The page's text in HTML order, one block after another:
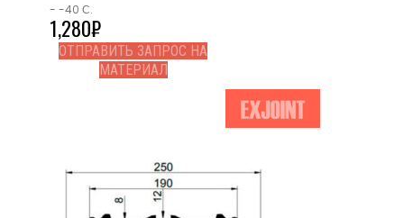
- -40 С.
1,280₽
ОТПРАВИТЬ ЗАПРОС НА
МАТЕРИАЛ